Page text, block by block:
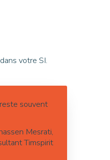
votre SI.
souvent
Mesrati​,
Timspirit​